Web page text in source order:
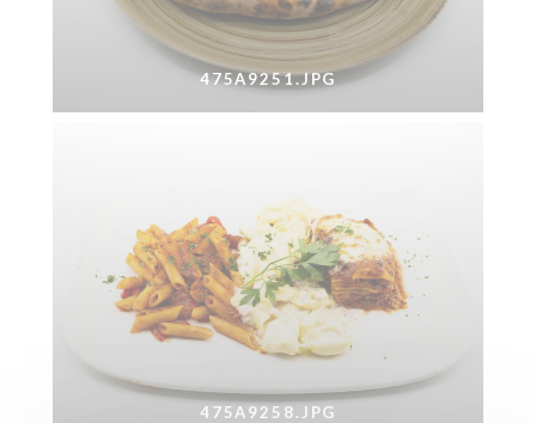
475A9251.JPG
475A9258.JPG